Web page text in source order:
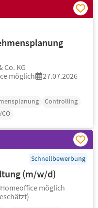
Co. KG
möglich
27.07.2026
Controlling
CO
Schnellbewerbung
(m/w/d)
Homeoffice möglich